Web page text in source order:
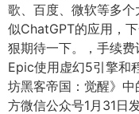
歌、百度、微软等多
似ChatGPT的应用，
狠期待一下。，手续费
Epic使用虚幻5引擎和
坊黑客帝国：觉醒》
方微信公众号1月31日